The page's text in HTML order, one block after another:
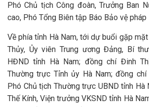
Phó Chủ tịch Công đoàn, Trưởng Ban
cao, Phó Tổng Biên tập Báo Bảo vệ pháp
Về phía tỉnh Hà Nam, tới dự buổi gặp
Thủy, Ủy viên Trung ương Đảng, Bí
HĐND tỉnh Hà Nam; đồng chí Đinh
Thường trực Tỉnh ủy Hà Nam; đồng chí
Phó Chủ tịch Thường trực UBND tỉnh Hà
Thế Kính, Viện trưởng VKSND tỉnh Hà